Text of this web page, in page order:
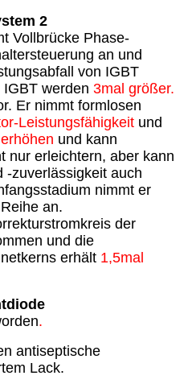
2
Vollbrücke Phase-
an und
von IGBT
werden 3mal größer.
Er nimmt formlosen
Leistungsfähigkeit und
und kann
nur erleichtern, aber kann
-zuverlässigkeit auch
nimmt er
an.
der
und die
erhält 1,5mal
.
antiseptische
Lack.